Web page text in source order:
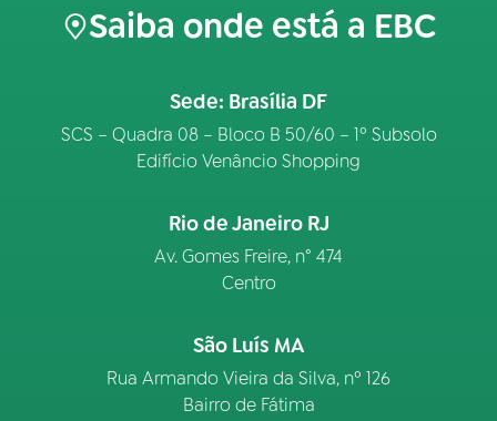
Saiba onde está a EBC
Sede: Brasília DF
SCS – Quadra 08 – Bloco B 50/60 – 1º Subsolo
Edifício Venâncio Shopping
Rio de Janeiro RJ
Av. Gomes Freire, n° 474
Centro
São Luís MA
Rua Armando Vieira da Silva, nº 126
Bairro de Fátima